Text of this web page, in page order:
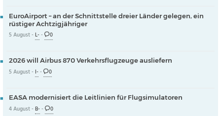
EuroAirport – an der Schnittstelle dreier Länder gelegen, ein
rüstiger Achtzigjähriger
5 August -L-- 0
2026 will Airbus 870 Verkehrsflugzeuge ausliefern
5 August - I-- 0
EASA modernisiert die Leitlinien für Flugsimulatoren
4 August -B-- 0